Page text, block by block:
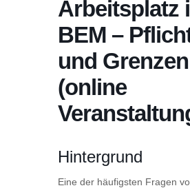
Arbeitsplatz
BEM –
und Grenzen
(online
Hintergrund
Eine der häufigsten Fragen